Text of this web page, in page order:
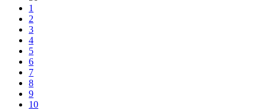
1
2
3
4
5
6
7
8
9
10